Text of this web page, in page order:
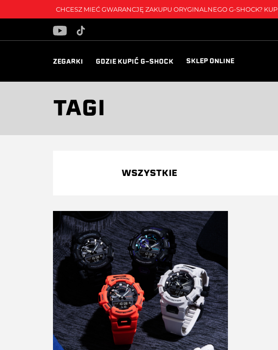
CHCESZ MIEĆ GWARANCJĘ ZAKUPU ORYGINALNEGO G-SHOCK?
ZEGARKI GDZIE KUPIĆ G-SHOCK SKLEP ONLINE
TAGI
WSZYSTKIE